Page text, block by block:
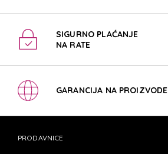
SIGURNO PLAĆANJE
NA RATE
GARANCIJA NA PROIZVODE
PRODAVNICE